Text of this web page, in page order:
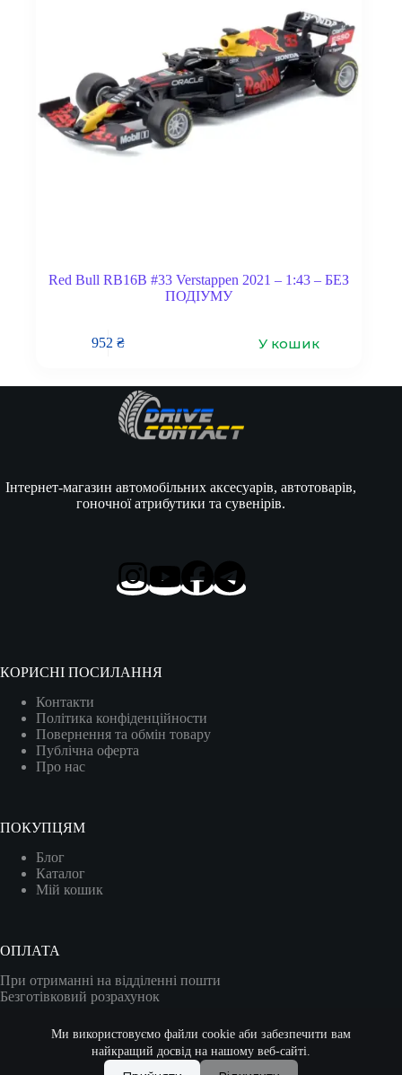
Ми використовуємо файли cookie аби забезпечити вам
найкращий досвід на нашому веб-сайті.
Red Bull RB16B #33 Verstappen 2021 – 1:43 – БЕЗ
ПОДІУМУ
952₴ У кошик
Інтернет-магазин автомобільних аксесуарів, автотоварів,
гоночної атрибутики та сувенірів.
КОРИСНІ ПОСИЛАННЯ
Контакти
Політика конфіденційности
Повернення та обмін товару
Публічна оферта
Про нас
ПОКУПЦЯМ
Блог
Каталог
Мій кошик
ОПЛАТА
При отриманні на відділенні пошти
Безготівковий розрахунок